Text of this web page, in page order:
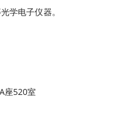
学电子仪器。
座520室